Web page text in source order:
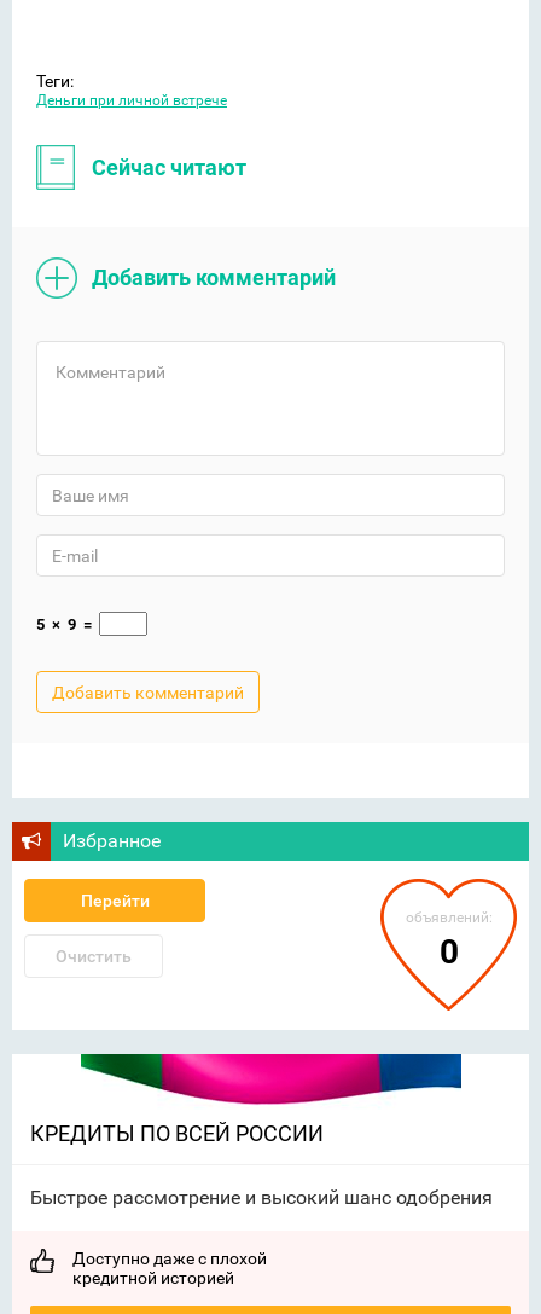
Теги:
Деньги при личной встрече
Сейчас читают
Добавить комментарий
5 × 9 =
Избранное
Перейти
Очистить
объявлений:
0
КРЕДИТЫ ПО ВСЕЙ РОССИИ
Быстрое рассмотрение и высокий шанс одобрения
Доступно даже с плохой
кредитной историей